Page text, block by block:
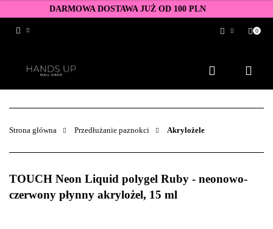
DARMOWA DOSTAWA JUŻ OD 100 PLN
Zarejestruj się
Dodaj zgłoszenie
Zgody cookies
0
Strona główna Przedłużanie paznokci Akrylożele
TOUCH Neon Liquid polygel Ruby - neonowo-
czerwony płynny akrylożel, 15 ml